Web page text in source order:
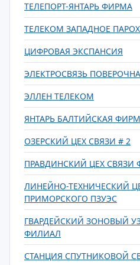
ТЕЛЕПОРТ-ЯНТАРЬ ФИРМА
ТЕЛЕКОМ ЗАПАДНОЕ
ЦИФРОВАЯ ЭКСПАНСИЯ
ЭЛЕКТРОСВЯЗЬ
ЭЛЛЕН ТЕЛЕКОМ
ЯНТАРЬ БАЛТИЙСКАЯ
ОЗЕРСКИЙ ЦЕХ СВЯЗИ # 2
ПРАВДИНСКИЙ ЦЕХ СВЯЗИ
ЛИНЕЙНО-ТЕХНИЧЕСКИЙ
ПРИМОРСКОГО ПЗУЭС
ГВАРДЕЙСКИЙ ЗОНОВЫЙ
ФИЛИАЛ
СТАНЦИЯ СПУТНИКОВОЙ